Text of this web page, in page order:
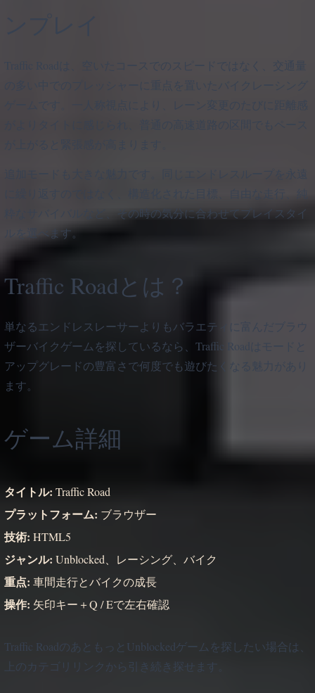
Traffic Roadは、空いたコースでのスピードではなく、交通量
の多い中でのプレッシャーに重点を置いたバイクレーシング
粋なサバイバルなど、その時の気分に合わせてプレイスタイ
ルを選べます。
Traffic Roadとは？
単なるエンドレスレーサーよりもバラエティに富んだブラウ
ザーバイクゲームを探しているなら、Traffic Roadはモードと
アップグレードの豊富さで何度でも遊びたくなる魅力があり
ます。
ゲーム詳細
タイトル: Traffic Road
プラットフォーム: ブラウザー
技術: HTML5
ジャンル: Unblocked、レーシング、バイク
重点: 車間走行とバイクの成長
操作: 矢印キー＋Q / Eで左右確認
Traffic RoadのあともっとUnblockedゲームを探したい場合は、
上のカテゴリリンクから引き続き探せます。